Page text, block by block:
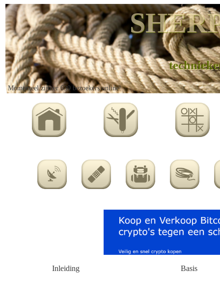
Momenteel zijn er 639 bezoekers online!
Inleiding Basis